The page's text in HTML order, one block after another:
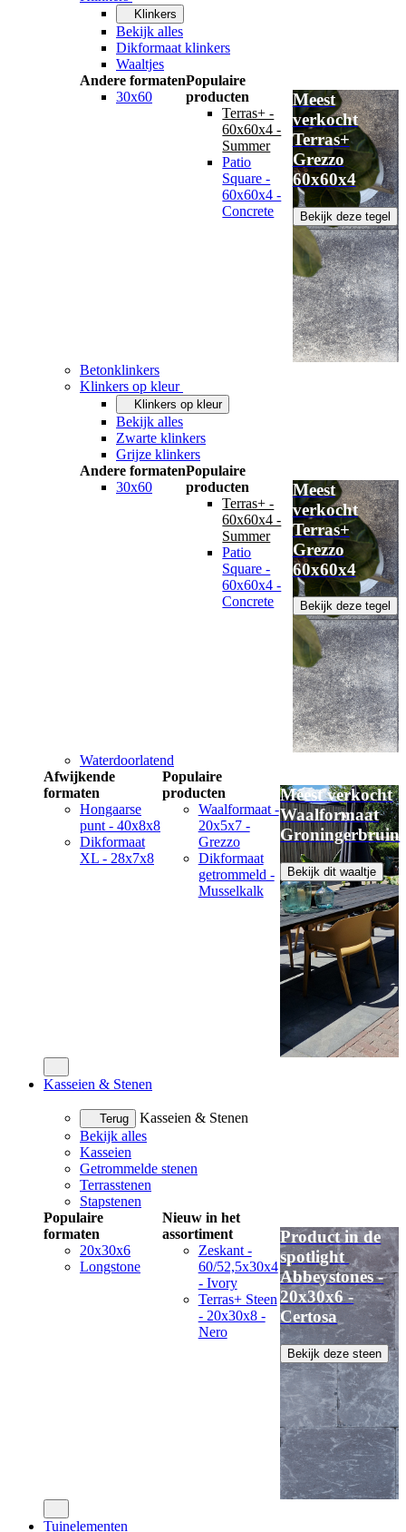
Klinkers
Bekijk alles
Dikformaat klinkers
Waaltjes
Andere formaten
30x60
Populaire
producten
Terras+ -
60x60x4 -
Summer
Patio
Square -
60x60x4 -
Concrete
Meest
verkocht
Terras+
Grezzo
60x60x4
Bekijk deze tegel
Betonklinkers
Klinkers op kleur
Klinkers op kleur
Bekijk alles
Zwarte klinkers
Grijze klinkers
Andere formaten
30x60
Populaire
producten
Terras+ -
60x60x4 -
Summer
Patio
Square -
60x60x4 -
Concrete
Meest
verkocht
Terras+
Grezzo
60x60x4
Bekijk deze tegel
Waterdoorlatend
Afwijkende
formaten
Hongaarse
punt - 40x8x8
Dikformaat
XL - 28x7x8
Populaire
producten
Waalformaat -
20x5x7 -
Grezzo
Dikformaat
getrommeld -
Musselkalk
Meest verkocht
Waalformaat
Groningerbruin
Bekijk dit waaltje
Kasseien & Stenen
Terug
Kasseien & Stenen
Bekijk alles
Kasseien
Getrommelde stenen
Terrasstenen
Stapstenen
Populaire
formaten
20x30x6
Longstone
Nieuw in het
assortiment
Zeskant -
60/52,5x30x4
- Ivory
Terras+ Steen
- 20x30x8 -
Nero
Product in de
spotlight
Abbeystones -
20x30x6 -
Certosa
Bekijk deze steen
Tuinelementen